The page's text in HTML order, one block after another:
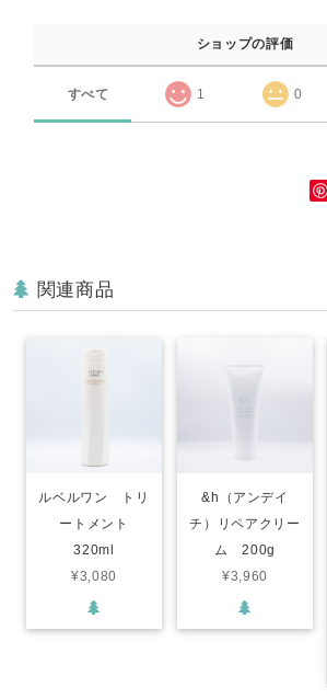
ショップの評価
すべて 1 0
関連商品
ルベルワン トリ
ートメント
320ml
¥3,080
&h（アンデイ
チ）リペアクリー
ム 200g
¥3,960